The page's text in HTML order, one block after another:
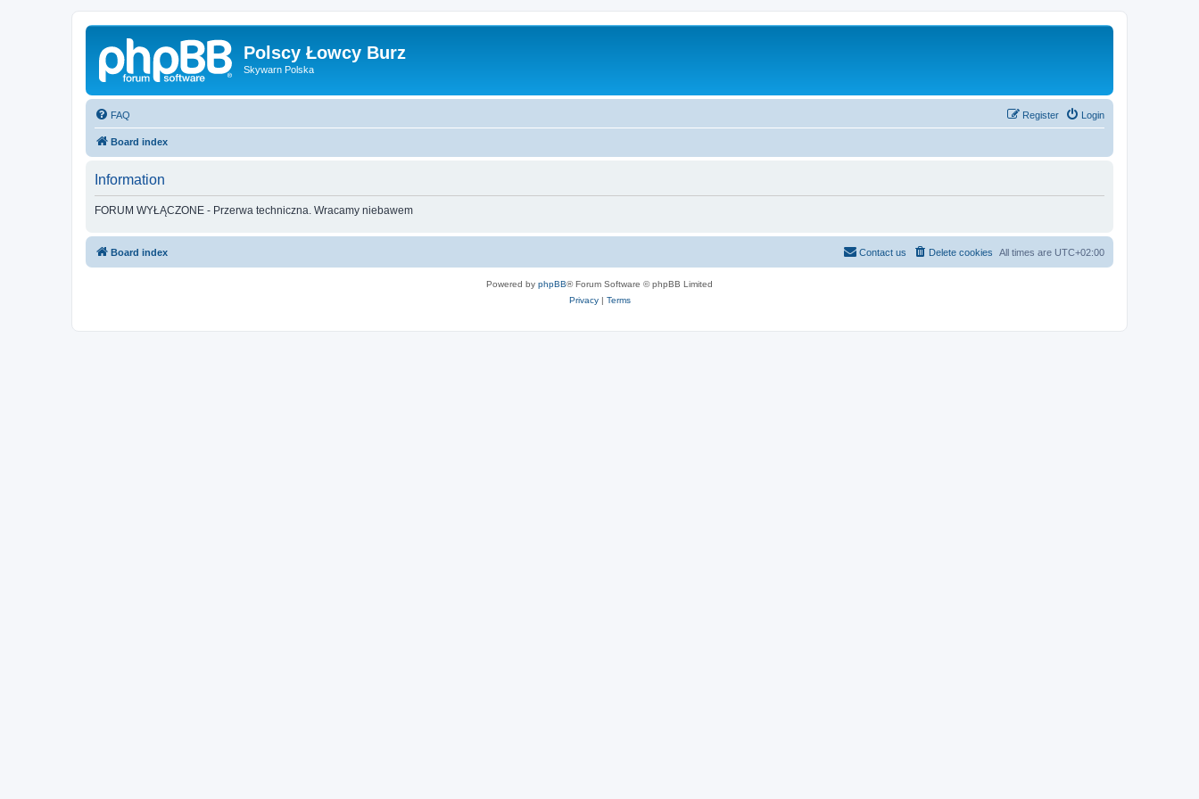
Polscy Łowcy Burz
Skywarn Polska
FAQ Login
Register
Board index
Information
FORUM WYŁĄCZONE - Przerwa techniczna. Wracamy niebawem
Board index All times are UTC+02:00
Delete cookies
Contact us
Powered by phpBB® Forum Software © phpBB Limited
Privacy| Terms